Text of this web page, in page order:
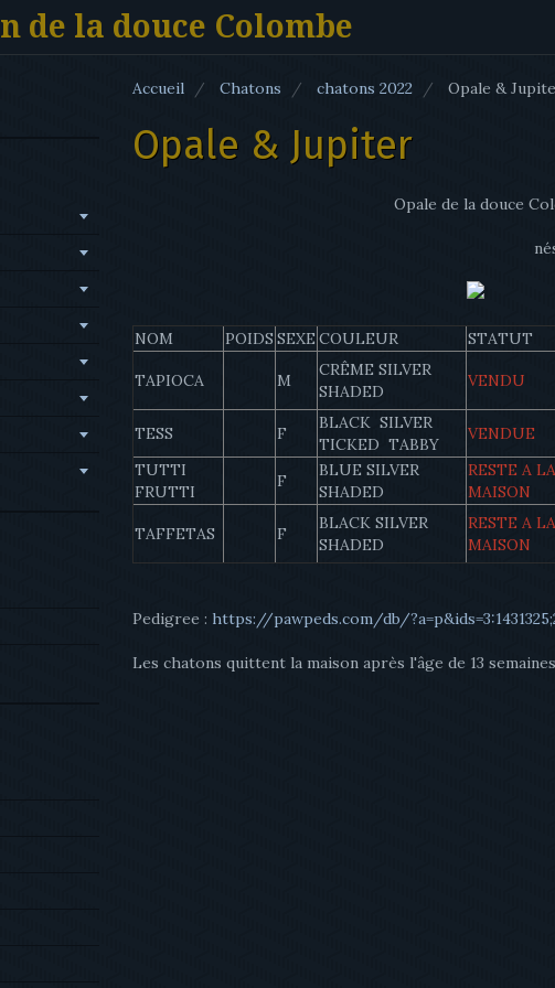
de la douce Colombe
Accueil Chatons chatons 2022 Opale &
Opale & Jupiter
Opale de la douce
NOM POIDS SEXE COULEUR STATUT
TAPIOCA M
CRÊME SILVER
SHADED
VENDU
TESS F
BLACK SILVER
TICKED TABBY
VENDUE
TUTTI
FRUTTI
F
BLUE SILVER
SHADED
RESTE A LA
MAISON
TAFFETAS F
BLACK SILVER
SHADED
RESTE A LA
MAISON
Pedigree : https://pawpeds.com/db/
Les chatons quittent la maison après l'âge de 13